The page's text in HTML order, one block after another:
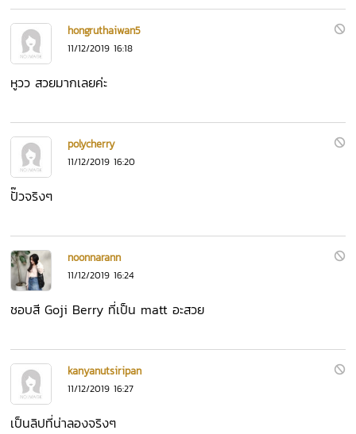
hongruthaiwan5
11/12/2019 16:18
หูวว สวยมากเลยค่ะ
polycherry
11/12/2019 16:20
ปั๊วจริงๆ
noonnarann
11/12/2019 16:24
ชอบสี Goji Berry ที่เป็น matt อะสวย
kanyanutsiripan
11/12/2019 16:27
เป็นลิปที่น่าลองจริงๆ